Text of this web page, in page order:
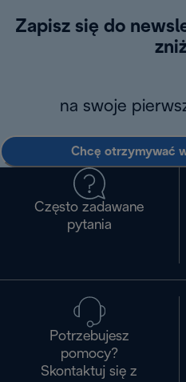
Zapisz się do
na swoje
Chcę otrzymywać
Często zadawane
pytania
Potrzebujesz
pomocy?
Skontaktuj się z